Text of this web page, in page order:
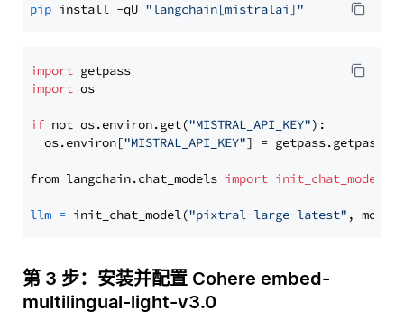
pip install -qU "langchain[mistralai]"
import
import os
if not os.environ.get("MISTRAL_API_KEY"):
  os.environ[
"MISTRAL_API_KEY"] = getpass.getpass(
from langchain.chat_models import init_chat_model
llm = init_chat_model("pixtral-large-latest" ,
第 3 步：安装并配置 Cohere embed-
multilingual-light-v3.0